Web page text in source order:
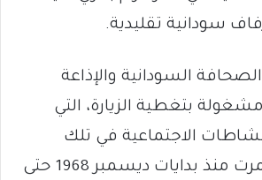
سودانية تقليدية.
السودانية والإذاعة
بتغطية الزيارة، التي
الاجتماعية في تلك
الفترة، حيث استمرت منذ بدايات ديسمبر 1968 حتى